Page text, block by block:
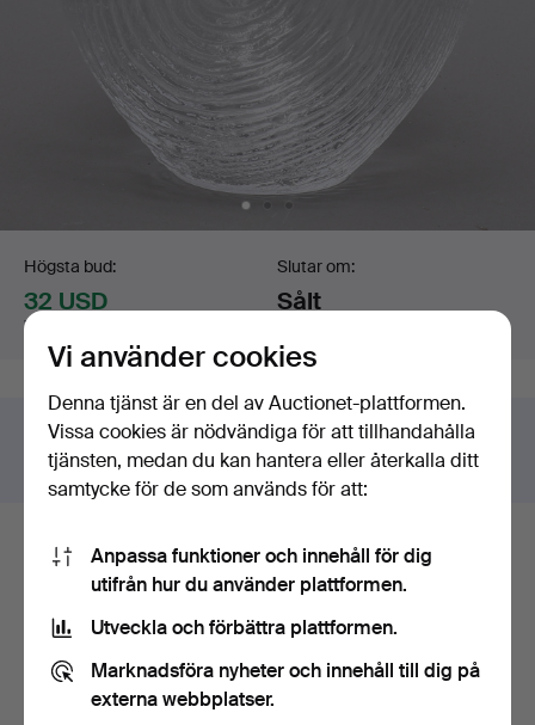
Budgivning
Högsta bud:
32 USD
Värdering
Slutar om:
Sålt
Har du något liknande att sälja?
Gör en kostnadsfri värdering!
Budhistorik
14 mar, 06:03
Beskrivning
Vi använder cookies
Denna tjänst är en del av Auctionet-plattformen.
Vissa cookies är nödvändiga för att tillhandahålla
tjänsten, medan du kan hantera eller återkalla ditt
samtycke för de som används för att:
Anpassa funktioner och innehåll för dig
utifrån hur du använder plattformen.
Utveckla och förbättra plattformen.
Marknadsföra nyheter och innehåll till dig på
externa webbplatser.